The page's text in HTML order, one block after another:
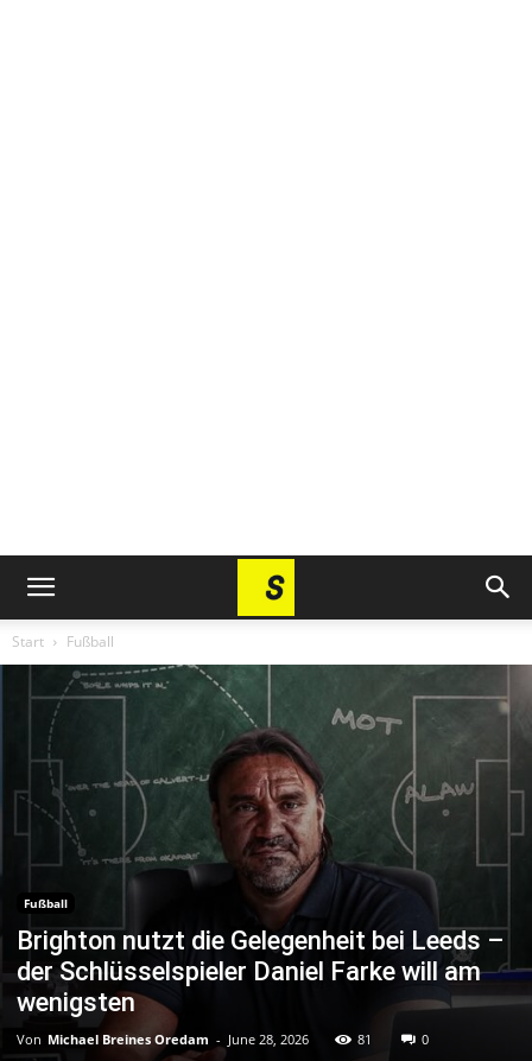
Start Fußball
Fußball
Brighton nutzt die Gelegenheit bei Leeds –
der Schlüsselspieler Daniel Farke will am
wenigsten
Von Michael Breines Oredam - June 28, 2026 81 0